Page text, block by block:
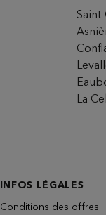
La
INFOS LÉGALES
Conditions des offres